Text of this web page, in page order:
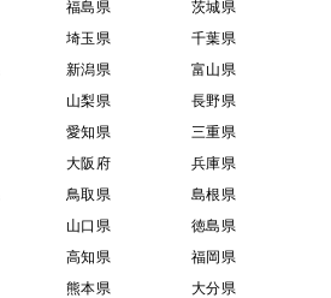
福島県
茨城県
埼玉県
千葉県
新潟県
富山県
山梨県
長野県
愛知県
三重県
大阪府
兵庫県
鳥取県
島根県
山口県
徳島県
高知県
福岡県
熊本県 大分県